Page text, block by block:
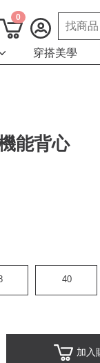
0
穿搭美學
能背心
40
加入